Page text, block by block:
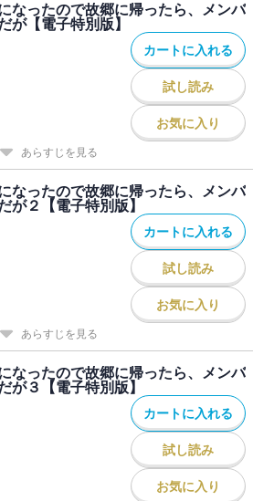
なったので故郷に帰ったら、メンバ
が【電子特別版】
カートに入れる
試し読み
お気に入り
あらすじを見る
なったので故郷に帰ったら、メンバ
が２【電子特別版】
カートに入れる
試し読み
お気に入り
あらすじを見る
なったので故郷に帰ったら、メンバ
が３【電子特別版】
カートに入れる
試し読み
お気に入り